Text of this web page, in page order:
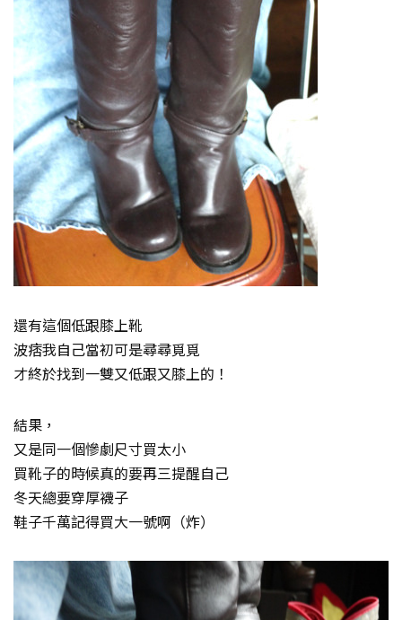
還有這個低跟膝上靴
波痞我自己當初可是尋尋覓覓
才終於找到一雙又低跟又膝上的！
結果，
又是同一個慘劇尺寸買太小
買靴子的時候真的要再三提醒自己
冬天總要穿厚襪子
鞋子千萬記得買大一號啊（炸）